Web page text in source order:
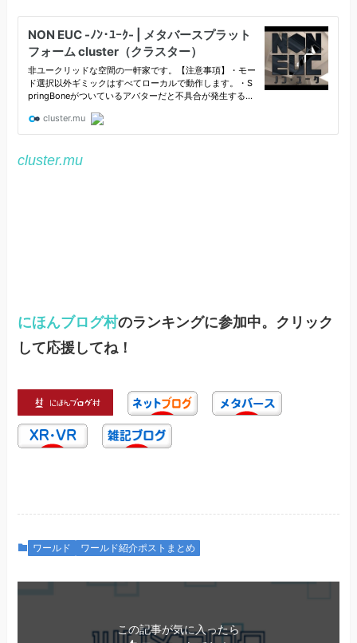
cluster.mu
にほんブログ村のランキングに参加中。クリック
して応援してね！
ワールド ワールド紹介ポストまとめ
この記事が気に入ったら